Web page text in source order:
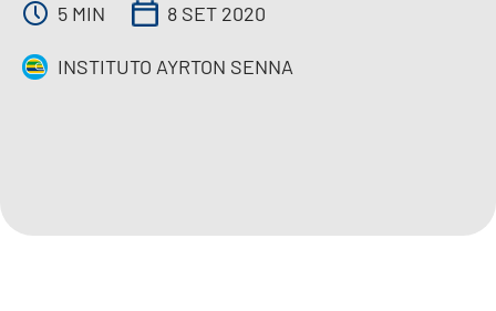
NOSSOS MATERIAIS
QUERO APOIAR
5 MIN 8 SET 2020
INSTITUTO AYRTON SENNA